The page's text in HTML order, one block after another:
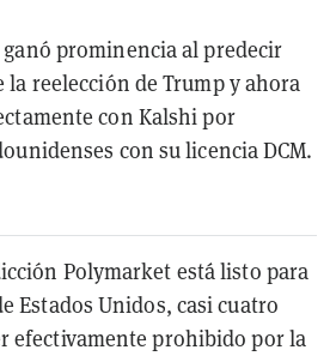
prominencia al predecir
la reelección de Trump y ahora
con Kalshi por
con su licencia DCM.
Polymarket está listo para
Estados Unidos, casi cuatro
efectivamente prohibido por la